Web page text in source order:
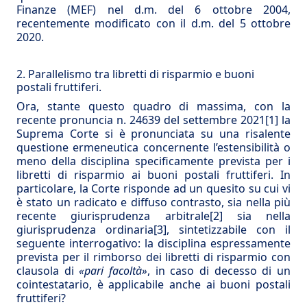
Finanze (MEF) nel d.m. del 6 ottobre 2004,
recentemente modificato con il d.m. del 5 ottobre
2020.
2. Parallelismo tra libretti di risparmio e buoni
postali fruttiferi.
Ora, stante questo quadro di massima, con la
recente pronuncia n. 24639 del settembre 2021[1] la
Suprema Corte si è pronunciata su una risalente
questione ermeneutica concernente l’estensibilità o
meno della disciplina specificamente prevista per i
libretti di risparmio ai buoni postali fruttiferi. In
particolare, la Corte risponde ad un quesito su cui vi
è stato un radicato e diffuso contrasto, sia nella più
recente giurisprudenza arbitrale[2] sia nella
giurisprudenza ordinaria[3], sintetizzabile con il
seguente interrogativo: la disciplina espressamente
prevista per il rimborso dei libretti di risparmio con
clausola di«pari facoltà», in caso di decesso di un
cointestatario, è applicabile anche ai buoni postali
fruttiferi?